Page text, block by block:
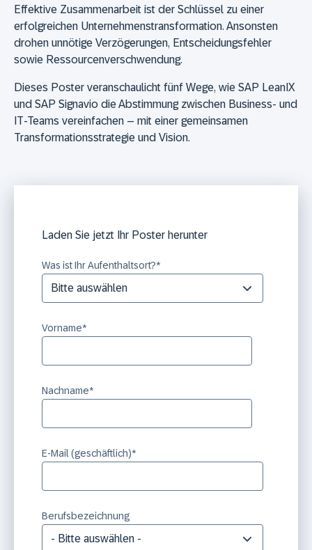
Effektive Zusammenarbeit ist der Schlüssel zu einer
erfolgreichen Unternehmenstransformation. Ansonsten
drohen unnötige Verzögerungen, Entscheidungsfehler
sowie Ressourcenverschwendung.
Dieses Poster veranschaulicht fünf Wege, wie SAP LeanIX
und SAP Signavio die Abstimmung zwischen Business- und
IT-Teams vereinfachen – mit einer gemeinsamen
Transformationsstrategie und Vision.
Laden Sie jetzt Ihr Poster herunter
Was ist Ihr Aufenthaltsort?*
Vorname*
Nachname*
E-Mail (geschäftlich)*
Berufsbezeichnung